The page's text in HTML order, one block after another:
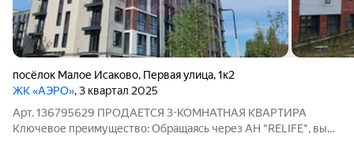
посёлок Малое Исаково, Первая улица,1к2
ЖК «АЭРО», 3 квартал 2025
Арт. 136795629 ПРОДАЕТСЯ 3-КОМНАТНАЯ КВАРТИРА
Ключевое преимущество: Обращаясь через АН "RELIFE", вы